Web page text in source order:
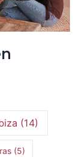
(14)
(5)